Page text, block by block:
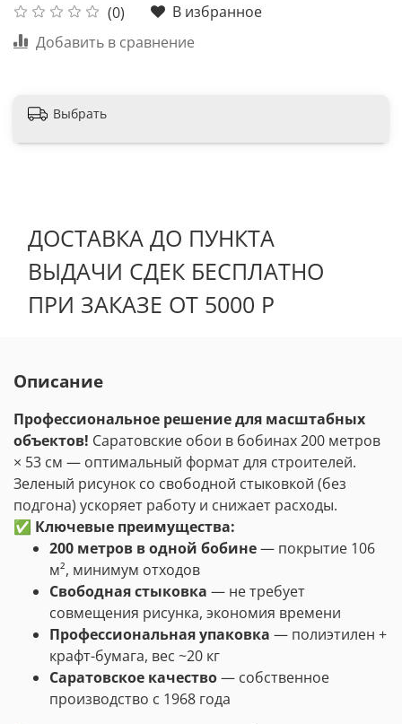
(0)
В избранное
Добавить в сравнение
Выбрать
ДОСТАВКА ДО ПУНКТА
ВЫДАЧИ СДЕК БЕСПЛАТНО
ПРИ ЗАКАЗЕ ОТ 5000 Р
Описание
Профессиональное решение для масштабных
объектов! Саратовские обои в бобинах 200 метров
× 53 см — оптимальный формат для строителей.
Зеленый рисунок со свободной стыковкой (без
подгона) ускоряет работу и снижает расходы.
✅ Ключевые преимущества:
200 метров в одной бобине— покрытие 106
м², минимум отходов
Свободная стыковка — не требует
совмещения рисунка, экономия времени
Профессиональная упаковка — полиэтилен +
крафт-бумага, вес ~20 кг
Саратовское качество— собственное
производство с 1968 года